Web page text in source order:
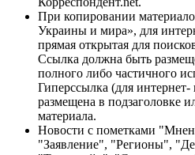
При копировании
Украины и мира», для
прямая открытая для
Ссылка должна быть
полного либо частичного
Гиперссылка (для
размещена в подзаголовке
материала.
Новости с пометками
"Заявление", "Регионы",